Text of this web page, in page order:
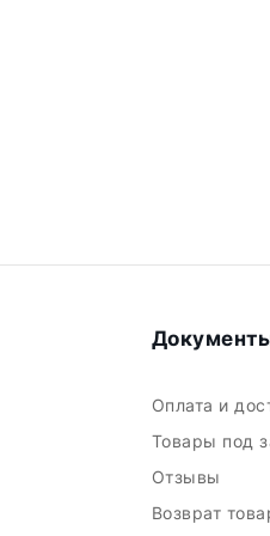
Оплата и
Товары под
Отзывы
Возврат